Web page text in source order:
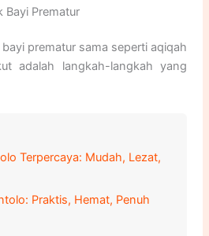
Bayi Prematur
prematur sama seperti aqiqah
adalah langkah-langkah yang
Terpercaya: Mudah, Lezat,
Praktis, Hemat, Penuh